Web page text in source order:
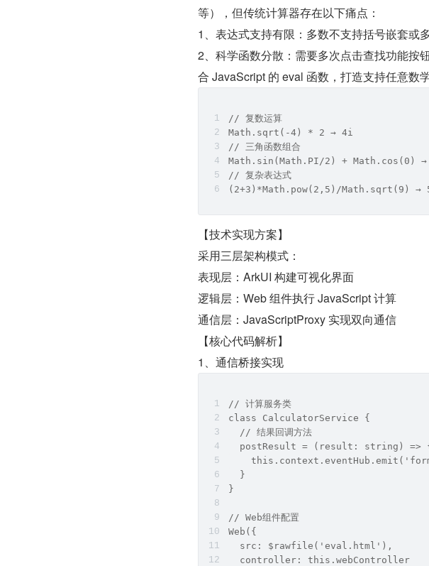
等），但传统计算器存在以下痛点：
1、表达式支持有限：多数不支持括号嵌套或
2、科学函数分散：需要多次点击查找功能按
合 JavaScript 的 eval 函数，打造支持任意数
// 复数运算
Math.sqrt(-4) * 2 → 4i
// 三角函数组合
Math.sin(Math.PI/2) + Math.cos(0) →
// 复杂表达式
(2+3)*Math.pow(2,5)/Math.sqrt(9) →
【技术实现方案】
采用三层架构模式：
表现层：ArkUI 构建可视化界面
逻辑层：Web 组件执行 JavaScript 计算
通信层：JavaScriptProxy 实现双向通信
【核心代码解析】
1、通信桥接实现
// 计算服务类
class CalculatorService {
  // 结果回调方法
postResult = (result: string) =>
  }
}
// Web组件配置
Web({
  src: $rawfile('eval.html'),
  controller: this.webController